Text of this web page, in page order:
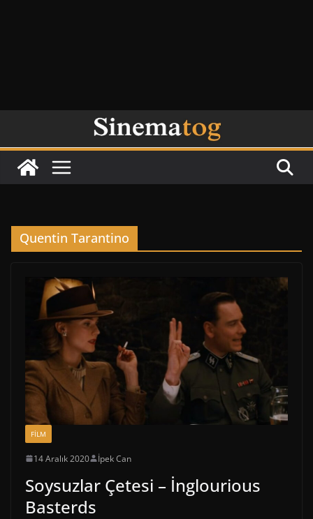
Quentin Tarantino
FİLM
14 Aralık 2020 İpek Can
Soysuzlar Çetesi – İnglourious
Basterds